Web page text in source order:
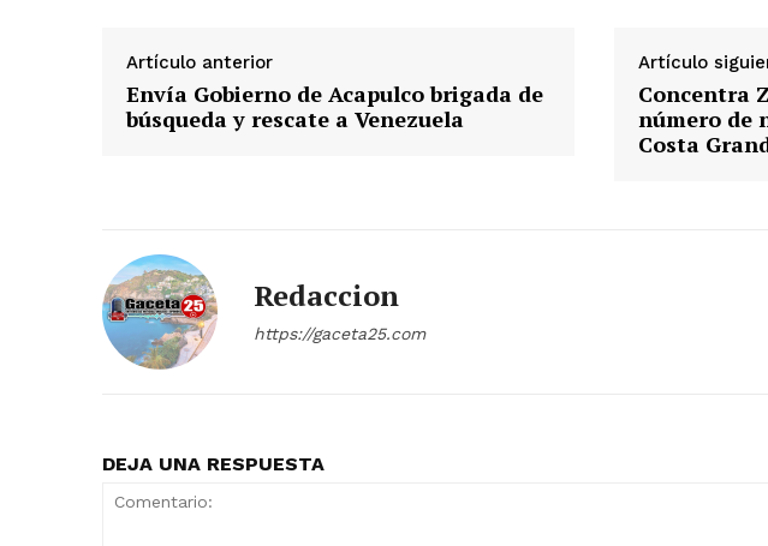
Artículo anterior
Envía Gobierno de Acapulco brigada de
búsqueda y rescate a Venezuela
Artículo
Concentra
número de
Costa
Redaccion
https://gaceta25.com
DEJA UNA RESPUESTA